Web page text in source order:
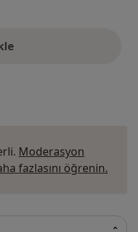
Moderasyon
fazlasını öğrenin.